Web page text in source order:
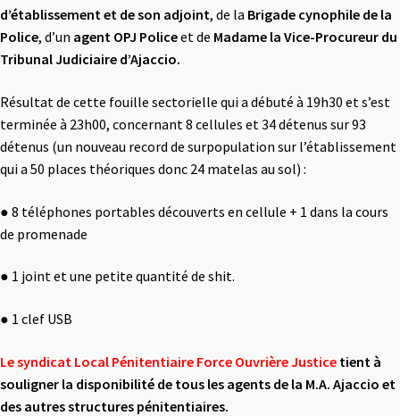
d’établissement et de son adjoint, de la Brigade cynophile de la
Police, d’un agent OPJ Policeet de Madame la Vice-Procureur du
Tribunal Judiciaire d’Ajaccio.
Résultat de cette fouille sectorielle qui a débuté à 19h30 et s’est
terminée à 23h00, concernant 8 cellules et 34 détenus sur 93
détenus (un nouveau record de surpopulation sur l’établissement
qui a 50 places théoriques donc 24 matelas au sol) :
● 8 téléphones portables découverts en cellule + 1 dans la cours
de promenade
● 1 joint et une petite quantité de shit.
● 1 clef USB
Le syndicat Local Pénitentiaire Force Ouvrière Justice tient à
souligner la disponibilité de tous les agents de la M.A. Ajaccio et
des autres structures pénitentiaires.